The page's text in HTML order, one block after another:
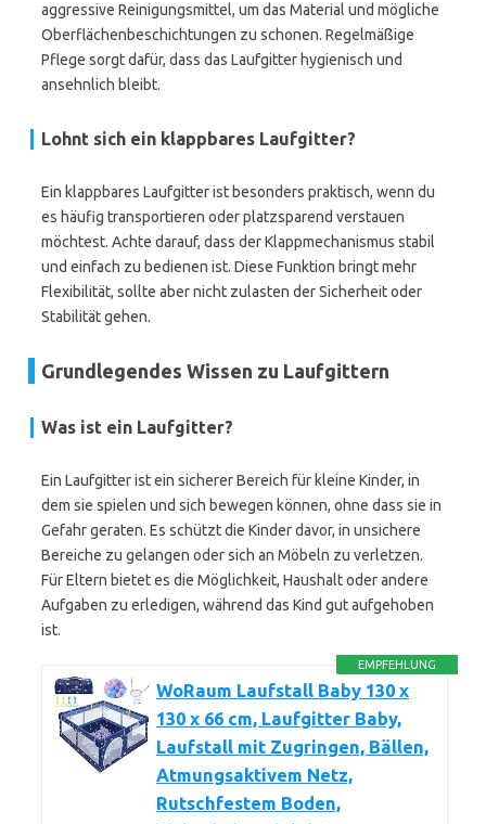
aggressive Reinigungsmittel, um das Material und mögliche
Oberflächenbeschichtungen zu schonen. Regelmäßige
Pflege sorgt dafür, dass das Laufgitter hygienisch und
ansehnlich bleibt.
Lohnt sich ein klappbares Laufgitter?
Ein klappbares Laufgitter ist besonders praktisch, wenn du
es häufig transportieren oder platzsparend verstauen
möchtest. Achte darauf, dass der Klappmechanismus stabil
und einfach zu bedienen ist. Diese Funktion bringt mehr
Flexibilität, sollte aber nicht zulasten der Sicherheit oder
Stabilität gehen.
Grundlegendes Wissen zu Laufgittern
Was ist ein Laufgitter?
Ein Laufgitter ist ein sicherer Bereich für kleine Kinder, in
dem sie spielen und sich bewegen können, ohne dass sie in
Gefahr geraten. Es schützt die Kinder davor, in unsichere
Bereiche zu gelangen oder sich an Möbeln zu verletzen.
Für Eltern bietet es die Möglichkeit, Haushalt oder andere
Aufgaben zu erledigen, während das Kind gut aufgehoben
ist.
EMPFEHLUNG
WoRaum Laufstall Baby 130 x
130 x 66 cm, Laufgitter Baby,
Laufstall mit Zugringen, Bällen,
Atmungsaktivem Netz,
Rutschfestem Boden,